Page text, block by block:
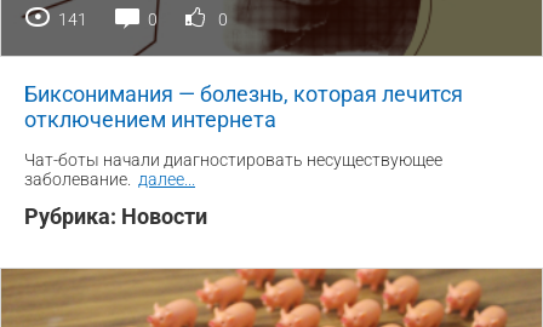
141 0 0
Биксонимания — болезнь, которая лечится
отключением интернета
Чат-боты начали диагностировать несуществующее
заболевание.
далее
Рубрика: Новости